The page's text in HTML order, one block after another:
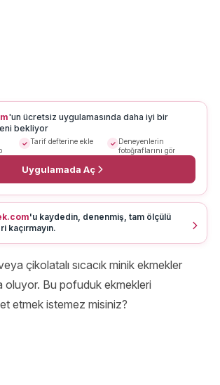
'un ücretsiz uygulamasında daha iyi bir
bekliyor
Tarif defterine ekle
Deneyenlerin
fotoğraflarını gör
Uygulamada Aç
'u kaydedin, denenmiş, tam ölçülü
kaçırmayın.
çikolatalı sıcacık minik ekmekler
oluyor. Bu pofuduk ekmekleri
etmek istemez misiniz?